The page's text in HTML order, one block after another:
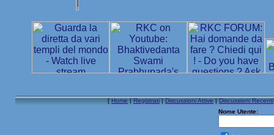
[Home|Registrati|Discussioni Attive|Discussioni Recenti
Nome Utente: